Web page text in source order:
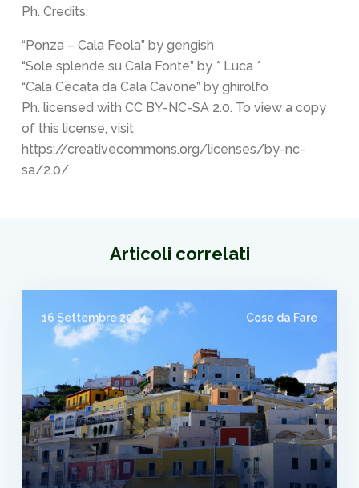
Ph. Credits:
“Ponza – Cala Feola” by gengish
“Sole splende su Cala Fonte” by * Luca *
“Cala Cecata da Cala Cavone” by ghirolfo
Ph. licensed with CC BY-NC-SA 2.0. To view a copy
of this license, visit
https://creativecommons.org/licenses/by-nc-
sa/2.0/
Articoli correlati
16 Settembre 2024 Cose da Fare